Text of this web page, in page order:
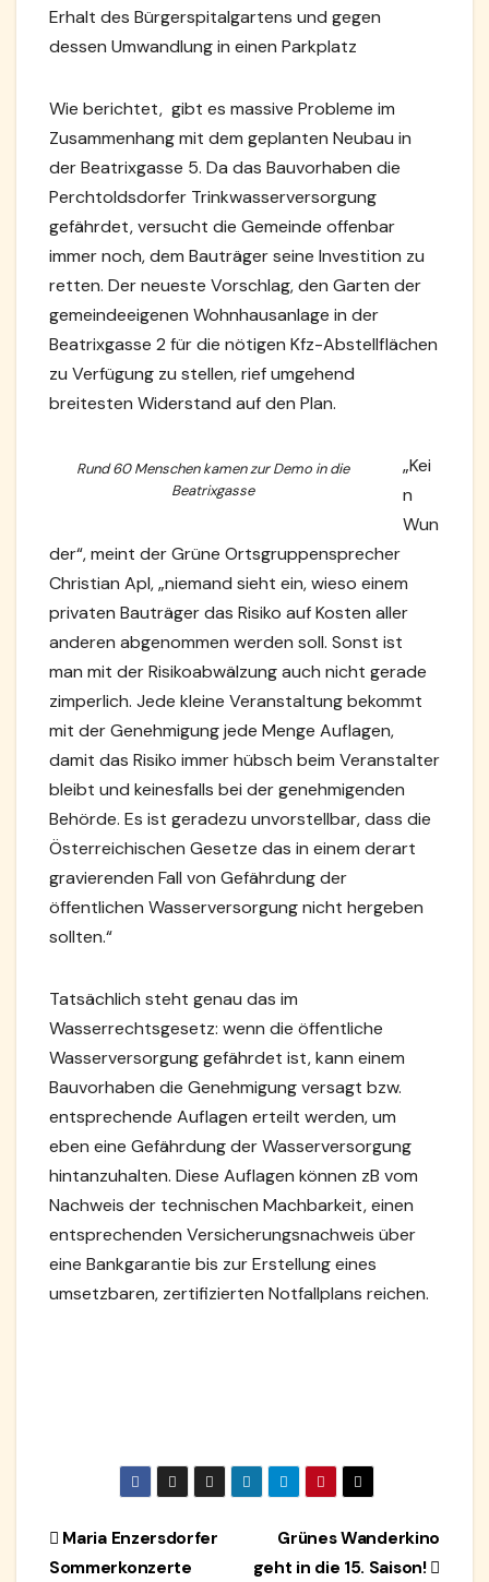
Erhalt des Bürgerspitalgartens und gegen
dessen Umwandlung in einen Parkplatz
Wie berichtet, gibt es massive Probleme im
Zusammenhang mit dem geplanten Neubau in
der Beatrixgasse 5. Da das Bauvorhaben die
Perchtoldsdorfer Trinkwasserversorgung
gefährdet, versucht die Gemeinde offenbar
immer noch, dem Bauträger seine Investition zu
retten. Der neueste Vorschlag, den Garten der
gemeindeeigenen Wohnhausanlage in der
Beatrixgasse 2 für die nötigen Kfz-Abstellflächen
zu Verfügung zu stellen, rief umgehend
breitesten Widerstand auf den Plan.
Rund 60 Menschen kamen zur Demo in die
Beatrixgasse
„Kei
n
Wun
der“, meint der Grüne Ortsgruppensprecher
Christian Apl, „niemand sieht ein, wieso einem
privaten Bauträger das Risiko auf Kosten aller
anderen abgenommen werden soll. Sonst ist
man mit der Risikoabwälzung auch nicht gerade
zimperlich. Jede kleine Veranstaltung bekommt
mit der Genehmigung jede Menge Auflagen,
damit das Risiko immer hübsch beim Veranstalter
bleibt und keinesfalls bei der genehmigenden
Behörde. Es ist geradezu unvorstellbar, dass die
Österreichischen Gesetze das in einem derart
gravierenden Fall von Gefährdung der
öffentlichen Wasserversorgung nicht hergeben
sollten.“
Tatsächlich steht genau das im
Wasserrechtsgesetz: wenn die öffentliche
Wasserversorgung gefährdet ist, kann einem
Bauvorhaben die Genehmigung versagt bzw.
entsprechende Auflagen erteilt werden, um
eben eine Gefährdung der Wasserversorgung
hintanzuhalten. Diese Auflagen können zB vom
Nachweis der technischen Machbarkeit, einen
entsprechenden Versicherungsnachweis über
eine Bankgarantie bis zur Erstellung eines
umsetzbaren, zertifizierten Notfallplans reichen.
BeitragsnavigationGrünes Wanderkino
geht in die 15. Saison!
Maria Enzersdorfer
Sommerkonzerte